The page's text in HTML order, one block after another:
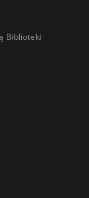
Biblioteki